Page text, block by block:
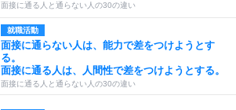
面接に通る人と通らない人の30の違い
就職活動
面接に通らない人は、能力で差をつけようとす
る。
面接に通る人は、人間性で差をつけようとする。
面接に通る人と通らない人の30の違い